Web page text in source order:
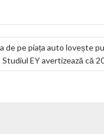
de pe piața auto lovește
Studiul EY avertizează că